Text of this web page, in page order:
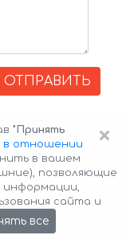
ОТПРАВИТЬ
Cookie Policy
×
"Принять
в отношении
в вашем
позволяющие
информации,
сайта и
все